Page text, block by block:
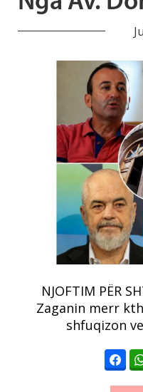
NJOFTIM PËR
Zaganin merr
shfuqizon